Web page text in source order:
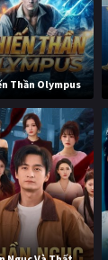
Thần Olympus